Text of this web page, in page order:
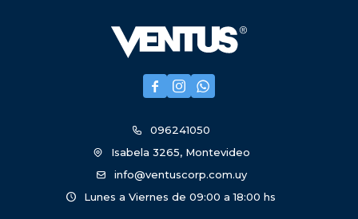
  
096241050
Isabela 3265, Montevideo
info@ventuscorp.com.uy
Lunes a Viernes de 09:00 a 18:00 hs